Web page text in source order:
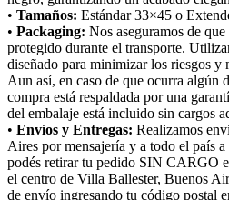
• Tamaños: Estándar 33×45 o
• Packaging: Nos aseguramos de
protegido durante el transporte.
diseñado para minimizar los riesgos y
Aun así, en caso de que ocurra algún
compra está respaldada por una
del embalaje está incluido sin cargos
• Envíos y Entregas: Realizamos
Aires por mensajería y a todo el país
podés retirar tu pedido SIN CARGO
el centro de Villa Ballester, Buenos
de envío ingresando tu código postal